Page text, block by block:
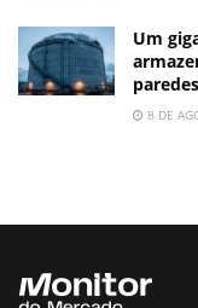
Um
8 DE